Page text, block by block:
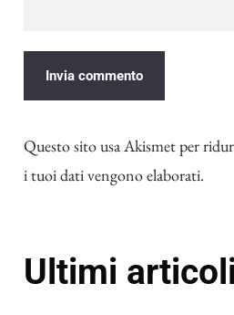
Questo sito usa Akismet per
i tuoi dati vengono elaborati.
Ultimi